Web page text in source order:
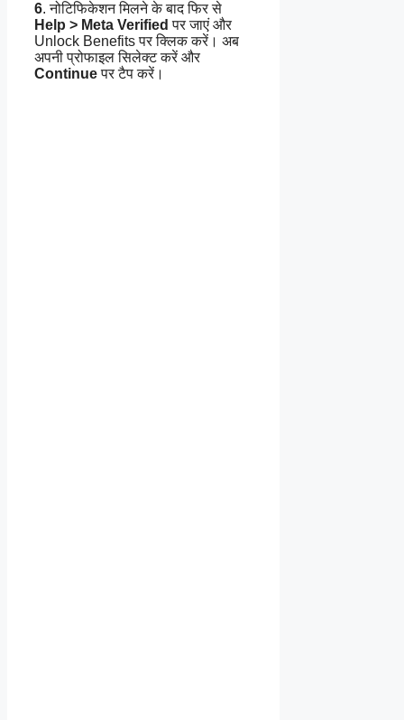
6. नोटिफिकेशन मिलने के बाद फिर से
Help > Meta Verified पर जाएं और
Unlock Benefits पर क्लिक करें। अब
अपनी प्रोफाइल सिलेक्ट करें और
Continueपर टैप करें।